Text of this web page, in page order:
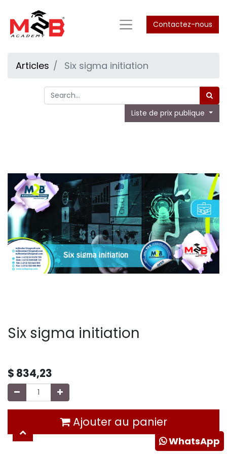
Contactez-nous
Articles Six sigma initiation
Liste de prix publique
Six sigma initiation
$ 834,23
Ajouter au panier
WhatsApp